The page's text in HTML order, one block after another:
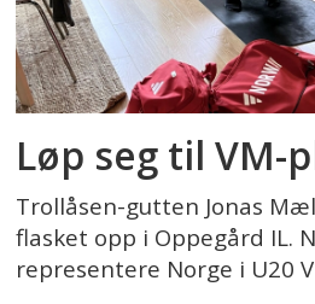
Løp seg til VM-
Trollåsen-gutten Jonas
flasket opp i Oppegård IL.
representere Norge i U20